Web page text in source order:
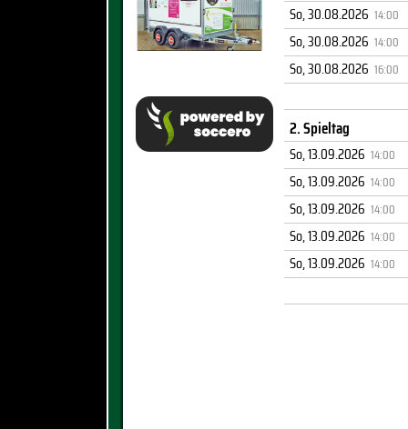
So, 30.08.2026 14:00
So, 30.08.2026 14:00
So, 30.08.2026 16:00
2. Spieltag
So, 13.09.2026 14:00
So, 13.09.2026 14:00
So, 13.09.2026 14:00
So, 13.09.2026 14:00
So, 13.09.2026 14:00